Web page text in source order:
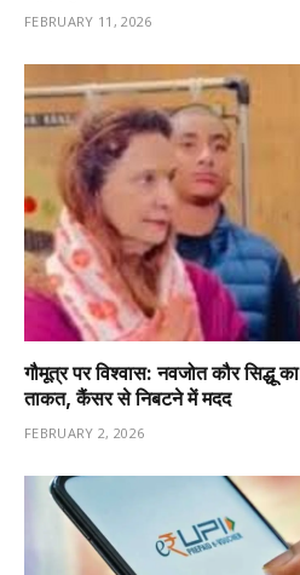
FEBRUARY 11, 2026
गौमूत्र पर विश्वास: नवजोत कौर सिद्धू
ताकत, कैंसर से निबटने में मदद
FEBRUARY 2, 2026